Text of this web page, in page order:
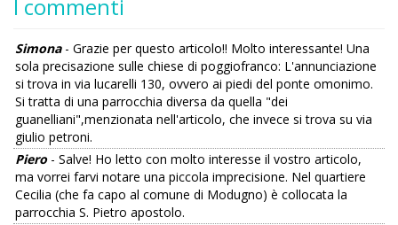
I commenti
Simona- Grazie per questo articolo!! Molto interessante! Una
sola precisazione sulle chiese di poggiofranco: L'annunciazione
si trova in via lucarelli 130, ovvero ai piedi del ponte omonimo.
Si tratta di una parrocchia diversa da quella "dei
guanelliani",menzionata nell'articolo, che invece si trova su via
giulio petroni.
Piero- Salve! Ho letto con molto interesse il vostro articolo,
ma vorrei farvi notare una piccola imprecisione. Nel quartiere
Cecilia (che fa capo al comune di Modugno) è collocata la
parrocchia S. Pietro apostolo.